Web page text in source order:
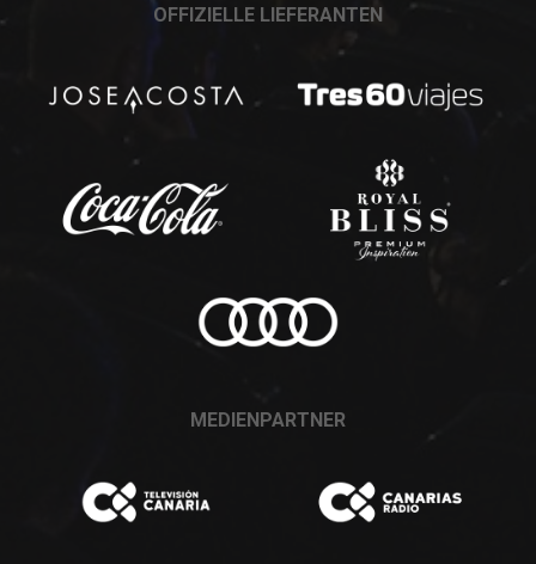
OFFIZIELLE LIEFERANTEN
MEDIENPARTNER